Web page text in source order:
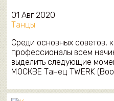
01 Авг 2020
Танцы
Среди основных советов,
профессионалы всем
выделить следующие
МОСКВЕ Танец TWERK